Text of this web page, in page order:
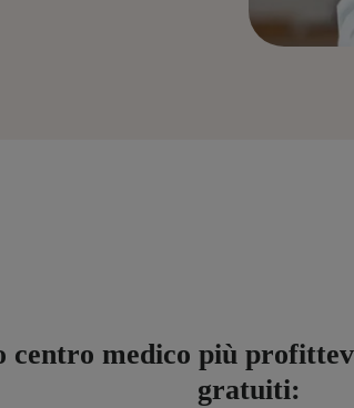
centro medico più
gratuiti: